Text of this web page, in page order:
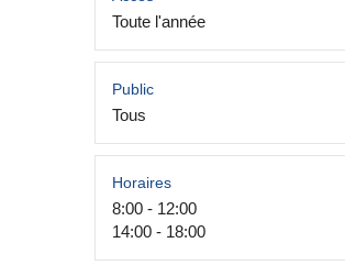
Toute l'année
Public
Tous
Horaires
8:00 - 12:00
14:00 - 18:00